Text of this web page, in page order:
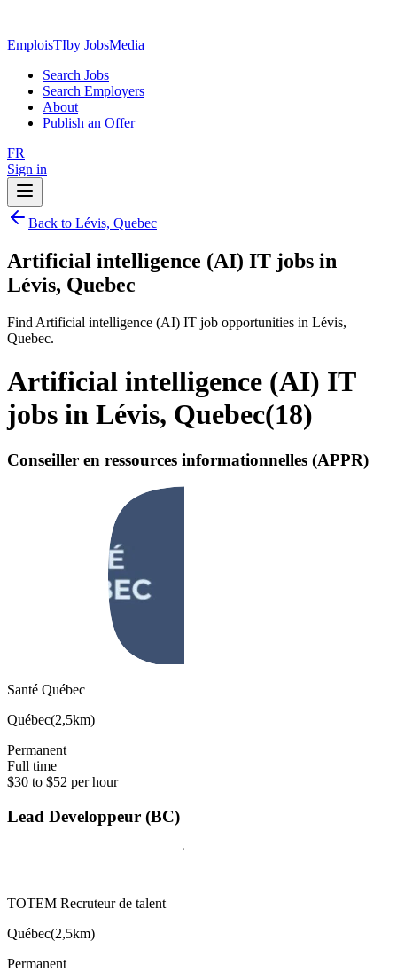
EmploisTIby JobsMedia
Search Jobs
Search Employers
About
Publish an Offer
FR
Sign in
Back to Lévis, Quebec
Artificial intelligence (AI) IT jobs in
Lévis, Quebec
Find Artificial intelligence (AI) IT job opportunities in Lévis,
Quebec.
Artificial intelligence (AI) IT
jobs in Lévis, Quebec(18)
Conseiller en ressources informationnelles (APPR)
Santé Québec
Québec(2,5km)
Permanent
Full time
$30 to $52 per hour
Lead Developpeur (BC)
TOTEM Recruteur de talent
Québec(2,5km)
Permanent